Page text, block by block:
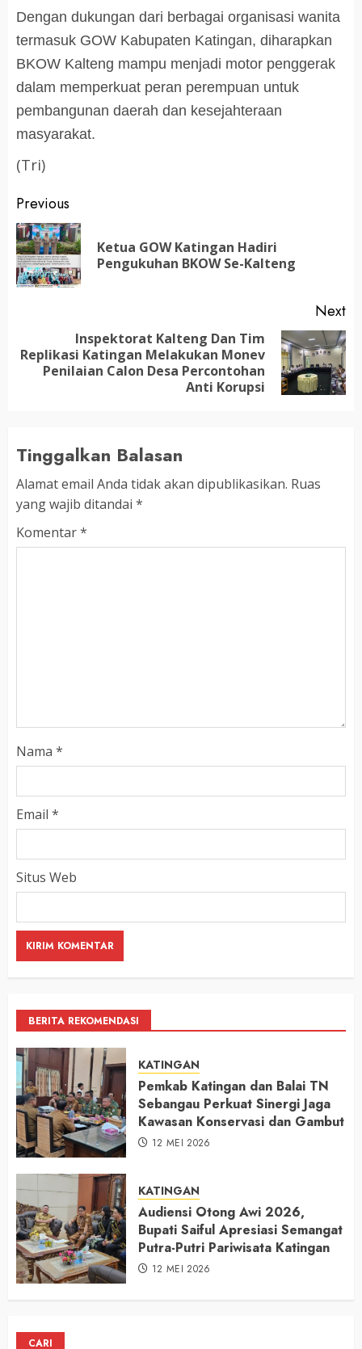
Dengan dukungan dari berbagai organisasi wanita
termasuk GOW Kabupaten Katingan, diharapkan
BKOW Kalteng mampu menjadi motor penggerak
dalam memperkuat peran perempuan untuk
pembangunan daerah dan kesejahteraan
masyarakat.
(Tri)
Post
navigation
Previous
Ketua GOW Katingan Hadiri
Pengukuhan BKOW Se-Kalteng
Next
Next
post:
Inspektorat Kalteng Dan Tim
Replikasi Katingan Melakukan Monev
Penilaian Calon Desa Percontohan
Anti Korupsi
Tinggalkan Balasan
Alamat email Anda tidak akan dipublikasikan. Ruas
yang wajib ditandai *
Komentar*
Nama *
Email *
Situs Web
BERITA REKOMENDASI
KATINGAN
Pemkab Katingan dan Balai TN
Sebangau Perkuat Sinergi Jaga
Kawasan Konservasi dan Gambut
12 MEI 2026
KATINGAN
Audiensi Otong Awi 2026,
Bupati Saiful Apresiasi Semangat
Putra-Putri Pariwisata Katingan
12 MEI 2026
CARI